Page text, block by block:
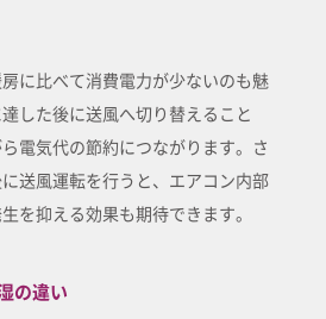
に比べて消費電力が少ないのも魅
した後に送風へ切り替えること
電気代の節約につながります。さ
送風運転を行うと、エアコン内部
を抑える効果も期待できます。
の違い